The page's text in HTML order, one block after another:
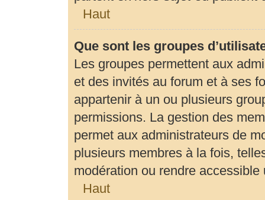
Haut
Que sont les groupes
Les groupes permettent aux
et des invités au forum et à ses
appartenir à un ou plusieurs
permissions. La gestion des
permet aux administrateurs de
plusieurs membres à la fois,
modération ou rendre accessible
Haut